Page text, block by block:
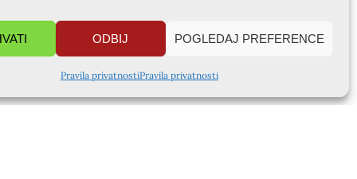
ODBIJ POGLEDAJ PREFERENCE
Pravila privatnostiPravila privatnosti